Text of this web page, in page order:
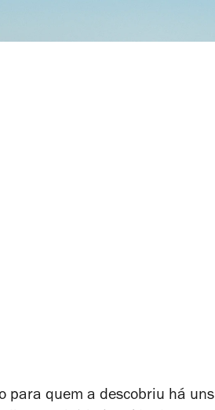
para quem a descobriu há uns